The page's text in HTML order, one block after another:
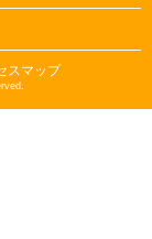
スマップ